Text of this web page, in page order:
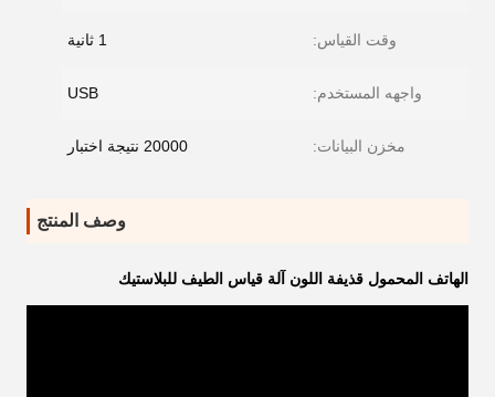
وقت القياس: 1 ثانية
واجهه المستخدم: USB
مخزن البيانات: 20000 نتيجة اختبار
وصف المنتج
الهاتف المحمول قذيفة اللون آلة قياس الطيف للبلاستيك